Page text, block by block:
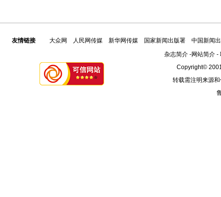
友情链接 大众网 人民网传媒 新华网传媒 国家新闻出版署
中国新闻
杂志简介-网站简介-
Copyright©
转载需注明来源